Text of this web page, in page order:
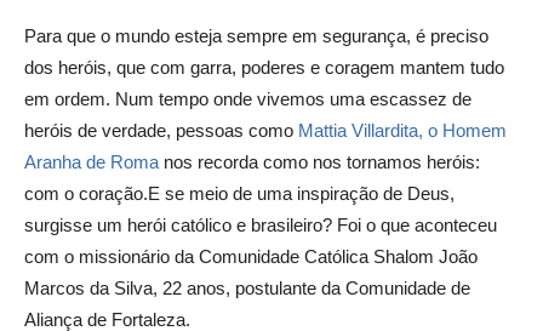
Para que o mundo esteja sempre em segurança, é preciso
dos heróis, que com garra, poderes e coragem mantem tudo
em ordem. Num tempo onde vivemos uma escassez de
heróis de verdade, pessoas como Mattia Villardita, o Homem
Aranha de Roma nos recorda como nos tornamos heróis:
com o coração.E se meio de uma inspiração de Deus,
surgisse um herói católico e brasileiro? Foi o que aconteceu
com o missionário da Comunidade Católica Shalom João
Marcos da Silva, 22 anos, postulante da Comunidade de
Aliança de Fortaleza.